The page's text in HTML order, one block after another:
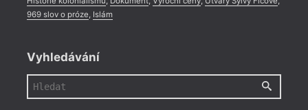
969 slov o próze, Islám
Vyhledávání